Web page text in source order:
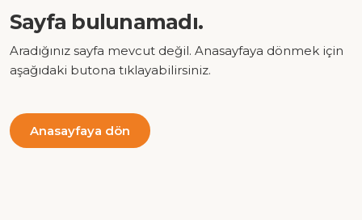
Sayfa bulunamadı.
Aradığınız sayfa mevcut değil. Anasayfaya dönmek için
aşağıdaki butona tıklayabilirsiniz.
Anasayfaya dön